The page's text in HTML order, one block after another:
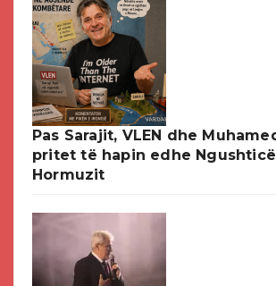
Pas Sarajit, VLEN dhe
pritet të hapin edhe
Hormuzit